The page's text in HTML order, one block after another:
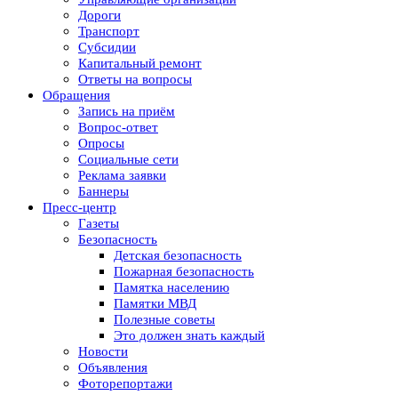
Дороги
Транспорт
Субсидии
Капитальный ремонт
Ответы на вопросы
Обращения
Запись на приём
Вопрос-ответ
Опросы
Социальные сети
Реклама заявки
Баннеры
Пресс-центр
Газеты
Безопасность
Детская безопасность
Пожарная безопасность
Памятка населению
Памятки МВД
Полезные советы
Это должен знать каждый
Новости
Объявления
Фоторепортажи